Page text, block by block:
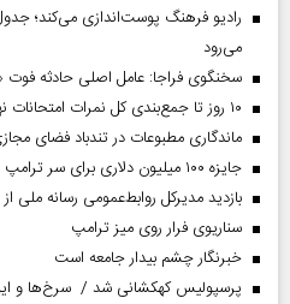
می‌رود
سخنگوی فراجا: عامل اصلی حادثه
۱۰ روز تا جمع‌بندی کل نمرات امتحانات نهایی
ماندگاری مطبوعات در تندباد فضای
جایزه ۱۰۰ میلیون دلاری برای سر ترامپ
بازدید مدیرکل روابط‌عمومی رسانه ملی
سناریوی فرار روی میز ترامپ
خبرنگار چشم بیدار جامعه است
پرسپولیس کهکشانی شد / سرخ‌ها و